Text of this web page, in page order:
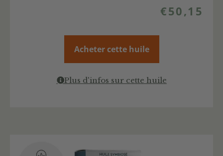
€50,15
Acheter cette huile
Plus d'infos sur cette huile